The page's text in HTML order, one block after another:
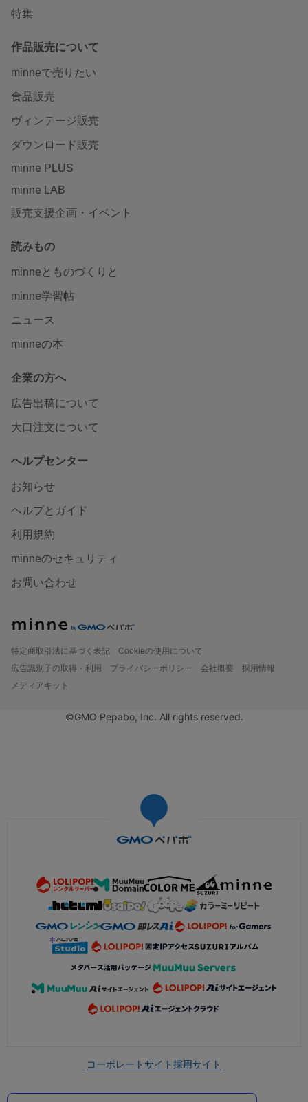
特集
作品販売について
minneで売りたい
食品販売
ヴィンテージ販売
ダウンロード販売
minne PLUS
minne LAB
販売支援企画・イベント
読みもの
minneとものづくりと
minne学習帖
ニュース
minneの本
企業の方へ
広告出稿について
大口注文について
ヘルプセンター
お知らせ
ヘルプとガイド
利用規約
minneのセキュリティ
お問い合わせ
特定商取引法に基づく表記
Cookieの使用について
広告識別子の取得・利用
プライバシーポリシー 会社概要
採用情報
メディアキット
©GMO Pepabo, Inc. All rights reserved.
コーポレートサイト採用サイト